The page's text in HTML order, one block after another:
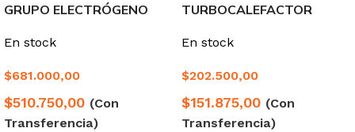
GRUPO ELECTRÓGENO
GM3500
En stock
$681.000,00
$510.750,00 (Con
Transferencia)
TURBOCALEFACTOR
En stock
$202.500,00
$151.875,00 (Con
Transferencia)